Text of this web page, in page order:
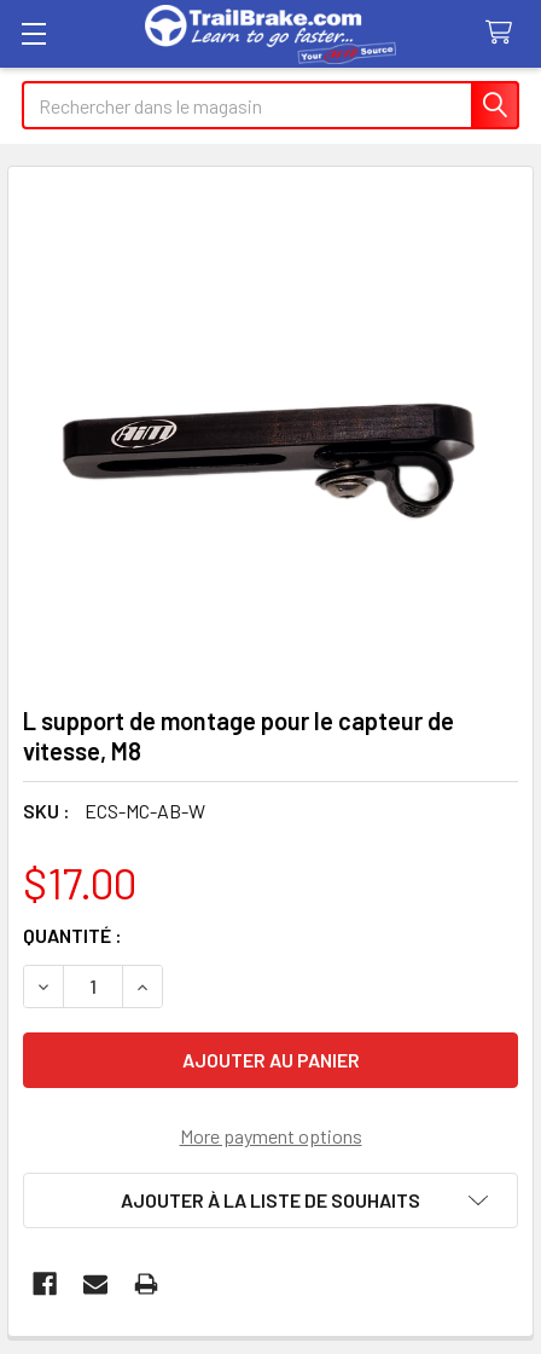
Recherche
L support de montage pour le capteur de
vitesse, M8
SKU : ECS-MC-AB-W
$17.00
STOCK
ACTUEL
QUANTITÉ :
DIMINUTION QUANTITÉ DE L SUPPORT DE MONTAGE POUR
AUGMENTATION DE LA QUANTITÉ DE L
More payment options
AJOUTER À LA LISTE DE SOUHAITS